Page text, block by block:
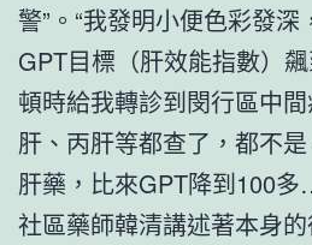
警”。“我發明小便色彩發深
GPT目標（肝效能指數）
頓時給我轉診到閔行區中
肝、丙肝等都查了，都不
肝藥，比來GPT降到100
社區藥師韓清講述著本身的